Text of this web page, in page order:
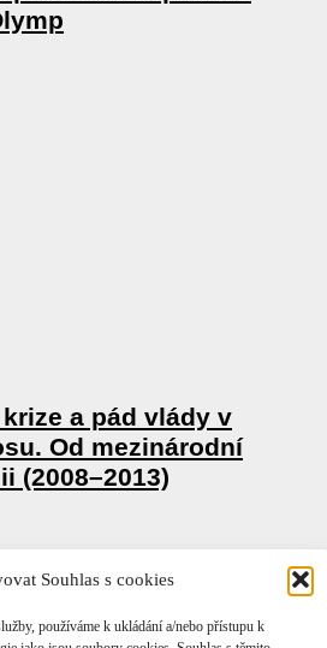
Souhlas s cookies
používáme k ukládání a/nebo přístupu k
a pád vlády v
Od mezinárodní
(2008–2013)